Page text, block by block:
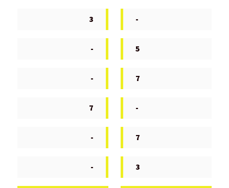
3 -
- 5
- 7
7 -
- 7
- 3